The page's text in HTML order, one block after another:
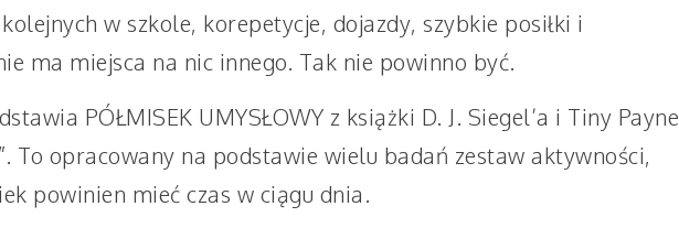
w szkole, korepetycje, dojazdy, szybkie posiłki i
ma miejsca na nic innego. Tak nie powinno być.
PÓŁMISEK UMYSŁOWY z książki D. J. Siegel’a i Tiny Payne
To opracowany na podstawie wielu badań zestaw aktywności,
powinien mieć czas w ciągu dnia.